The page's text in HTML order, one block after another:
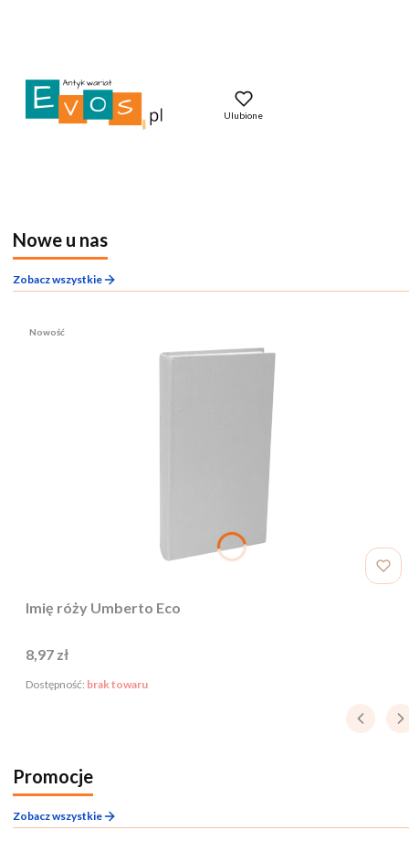
Ulubione
Nowe u nas
Zobacz wszystkie
Nowość
Imię róży Umberto Eco
Cena
8,97 zł
Dostępność: brak towaru
Promocje
Zobacz wszystkie